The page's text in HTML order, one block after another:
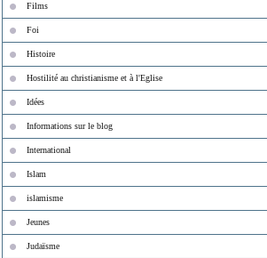
Films
Foi
Histoire
Hostilité au christianisme et à l'Eglise
Idées
Informations sur le blog
International
Islam
islamisme
Jeunes
Judaïsme